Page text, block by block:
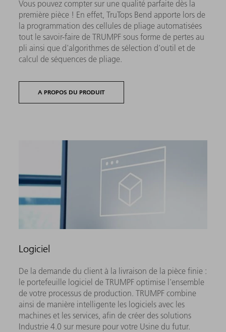
Vous pouvez compter sur une qualité parfaite dès la
première pièce ! En effet, TruTops Bend apporte lors de
la programmation des cellules de pliage automatisées
tout le savoir-faire de TRUMPF sous forme de pertes au
pli ainsi que d'algorithmes de sélection d'outil et de
calcul de séquences de pliage.
A PROPOS DU PRODUIT
Logiciel
De la demande du client à la livraison de la pièce finie :
le portefeuille logiciel de TRUMPF optimise l'ensemble
de votre processus de production. TRUMPF combine
ainsi de manière intelligente les logiciels avec les
machines et les services, afin de créer des solutions
Industrie 4.0 sur mesure pour votre Usine du futur.